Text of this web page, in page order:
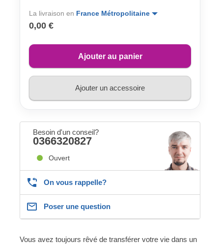
La livraison en France Métropolitaine
0,00 €
Ajouter au panier
Ajouter un accessoire
Besoin d'un conseil?
0366320827
Ouvert
On vous rappelle?
Poser une question
Vous avez toujours rêvé de transférer votre vie dans un